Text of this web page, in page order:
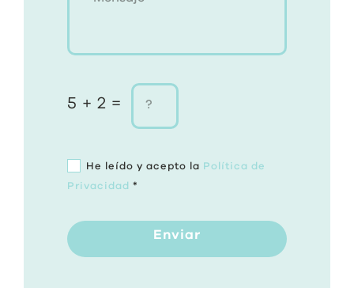
5 + 2 =
He leído y acepto la Política de
Privacidad *
Enviar